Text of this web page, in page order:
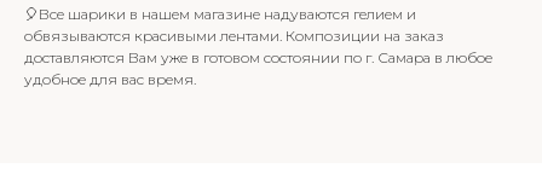
🎈Все шарики в нашем магазине надуваются гелием и
обвязываются красивыми лентами. Композиции на заказ
доставляются Вам уже в готовом состоянии по г. Самара в любое
удобное для вас время.